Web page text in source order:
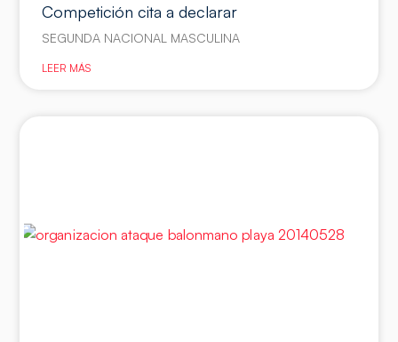
Competición cita a declarar
SEGUNDA NACIONAL MASCULINA
LEER MÁS